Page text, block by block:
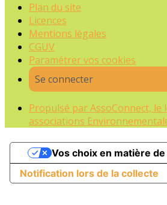
Plan du site
Licences
Mentions légales
CGUV
Paramétrer vos cookies
Se connecter
Propulsé par AssoConnect, le
associations
Notification lors de la collecte
Vos choix en matière